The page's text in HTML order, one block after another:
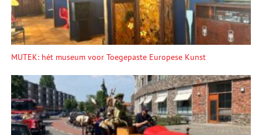
MUTEK: hét museum voor Toegepaste Europese Kunst